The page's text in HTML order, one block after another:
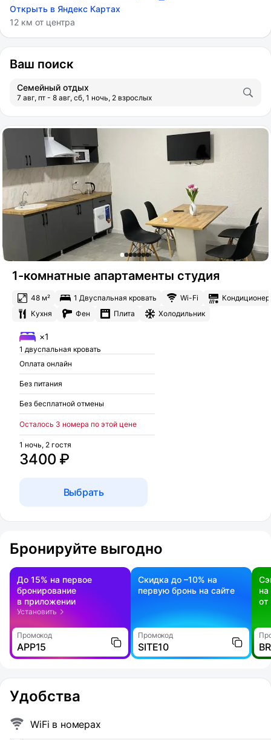
Открыть в Яндекс Картах
12 км от центра
Ваш поиск
Семейный отдых
7 авг, пт - 8 авг, сб, 1 ночь, 2 взрослых
1-комнатные апартаменты студия
48 м² 1 Двуспальная кровать Wi-Fi
Кондиционер
Кухня
Фен Плита Холодильник
×1
1 двуспальная кровать
Оплата онлайн
Без питания
Без бесплатной отмены
Осталось 3 номера по этой цене
3400 ₽
1 ночь, 2 гостя
Выбрать
Бронируйте выгодно
До 15% на первое
бронирование
в приложении
Установить
Промокод
APP15
Скидка до –10% на
первую бронь на сайте
Промокод
SITE10
на
Удобства
WiFi в номерах